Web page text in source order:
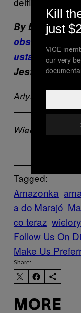
By być z nami
obserwuj i
ustawieniach
Jesteśmy też
Artykuł
Wiecej na VICE:
Tagged:
Amazonka
a do Marajó
co teraz
Follow Us On
Make Us
Share:
MORE
Kill
just
VICE
our very